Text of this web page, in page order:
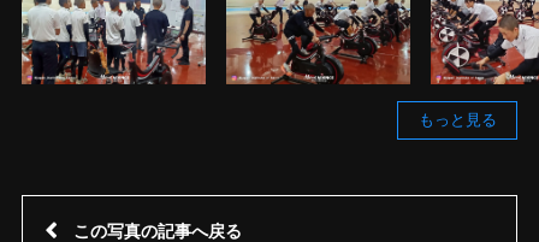
もっと見る
この写真の記事へ戻る